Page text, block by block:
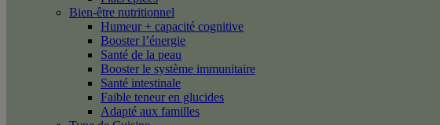
Bien-être nutritionnel
Humeur + capacité cognitive
Booster l’énergie
Santé de la peau
Booster le système immunitaire
Santé intestinale
Faible teneur en glucides
Adapté aux familles